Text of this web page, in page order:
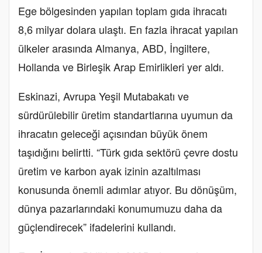
Ege bölgesinden yapılan toplam gıda ihracatı
8,6 milyar dolara ulaştı. En fazla ihracat yapılan
ülkeler arasında Almanya, ABD, İngiltere,
Hollanda ve Birleşik Arap Emirlikleri yer aldı.
Eskinazi, Avrupa Yeşil Mutabakatı ve
sürdürülebilir üretim standartlarına uyumun da
ihracatın geleceği açısından büyük önem
taşıdığını belirtti. “Türk gıda sektörü çevre dostu
üretim ve karbon ayak izinin azaltılması
konusunda önemli adımlar atıyor. Bu dönüşüm,
dünya pazarlarındaki konumumuzu daha da
güçlendirecek” ifadelerini kullandı.